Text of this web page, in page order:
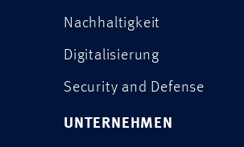
Nachhaltigkeit
Digitalisierung
Security and Defense
UNTERNEHMEN